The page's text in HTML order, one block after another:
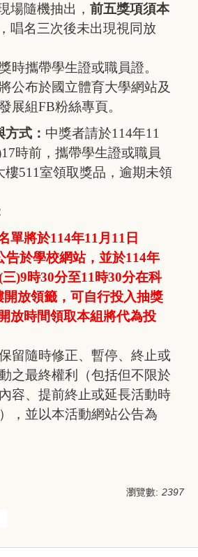
場隨機抽出， 前五獎項須本
唱名三次後未出現視同放
時攜帶學生證或職員證。
公布於國立體育大學網站及
展組FB粉絲專頁。
式： 中獎者請於114年11
時前，攜帶學生證或職員
樓511室領取獎品，逾期未領
單將於114年11月11日
告於學校網站，並於114年
三)9時30分至11時30分在科
開放領籤，可自行投入抽獎
放時間領取本組將代為投
留隨時修正、暫停、終止或
之最終權利（包括但不限於
容、提前終止或延長活動時
，並以本活動網站公告為
瀏覽數: 2397